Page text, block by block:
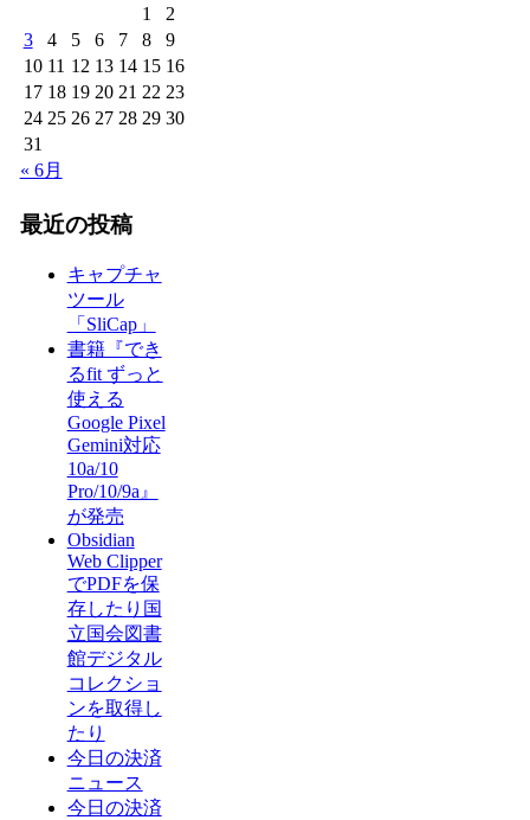
1
2
3
4 5 6 7 8
9
10 11 12 13 14 15 16
17 18 19 20 21 22 23
24 25 26 27 28 29 30
31
« 6月
最近の投稿
キャプチャ
ツール
「SliCap」
書籍『でき
るfit ずっと
使える
Google Pixel
Gemini対応
10a/10
Pro/10/9a』
が発売
Obsidian
Web Clipper
でPDFを保
存したり国
立国会図書
館デジタル
コレクショ
ンを取得し
たり
今日の決済
ニュース
今日の決済